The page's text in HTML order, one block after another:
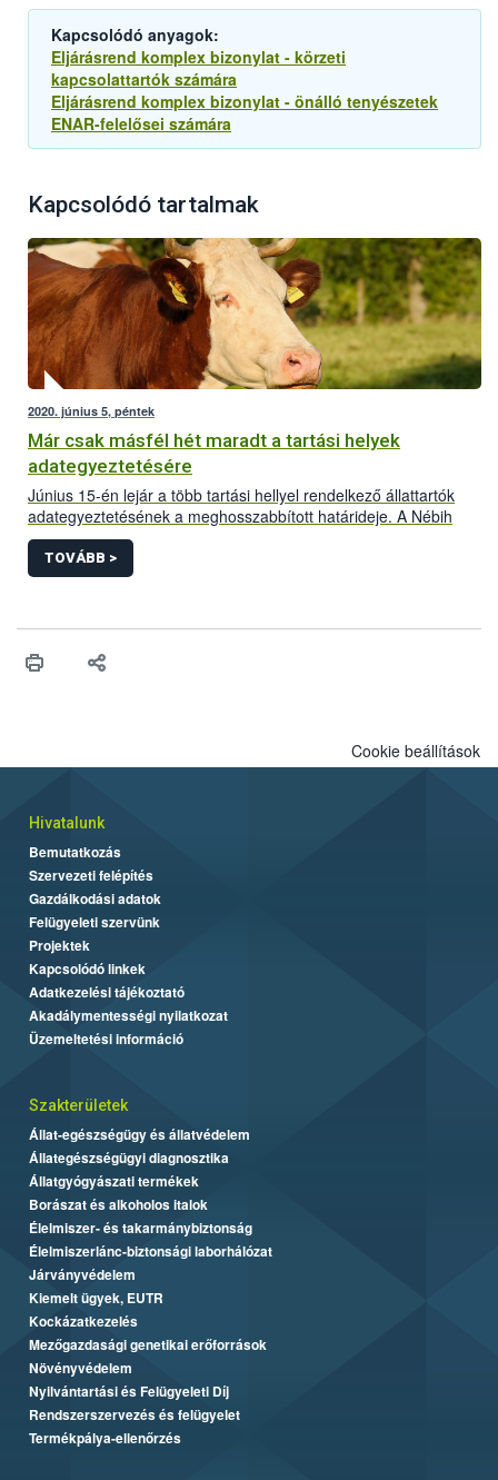
Kapcsolódó anyagok:
Eljárásrend komplex bizonylat - körzeti
kapcsolattartók számára
Eljárásrend komplex bizonylat - önálló tenyészetek
ENAR-felelősei számára
Kapcsolódó tartalmak
2020. június 5, péntek
Már csak másfél hét maradt a tartási helyek
adategyeztetésére
Június 15-én lejár a több tartási hellyel rendelkező állattartók
adategyeztetésének a meghosszabbított határideje. A Nébih
felhívja az önálló tenyészetek ENAR-felelőseinek és a megyei
körzetbe sorolt tenyészetek kapcsolattartóinak a figyelmét, hogy
eddig az időpontig végezhetik el a vonatkozó bizonylaton az
TOVÁBB >
Cookie beállítások
Hivatalunk
Bemutatkozás
Szervezeti felépítés
Gazdálkodási adatok
Felügyeleti szervünk
Projektek
Kapcsolódó linkek
Adatkezelési tájékoztató
Akadálymentességi nyilatkozat
Üzemeltetési információ
Szakterületek
Állat-egészségügy és állatvédelem
Állategészségügyi diagnosztika
Állatgyógyászati termékek
Borászat és alkoholos italok
Élelmiszer- és takarmánybiztonság
Élelmiszerlánc-biztonsági laborhálózat
Járványvédelem
Kiemelt ügyek, EUTR
Kockázatkezelés
Mezőgazdasági genetikai erőforrások
Növényvédelem
Nyilvántartási és Felügyeleti Díj
Rendszerszervezés és felügyelet
Termékpálya-ellenőrzés